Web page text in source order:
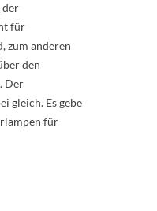
der
für
zum anderen
den
Der
gleich. Es gebe
für